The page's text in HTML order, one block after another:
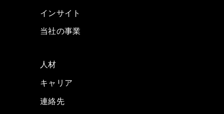
インサイト
当社の事業
人材
キャリア
連絡先